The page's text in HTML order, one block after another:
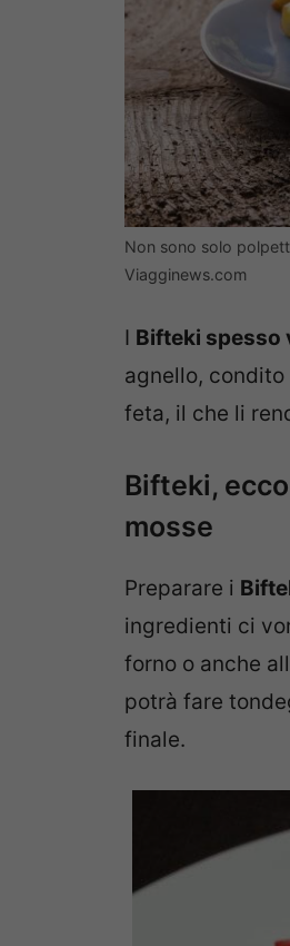
Non sono solo
Viagginews.com
I Bifteki spesso
agnello,
feta, il che li
Bifteki,
mosse
Preparare i
ingredienti ci
forno o anche
potrà fare
finale.